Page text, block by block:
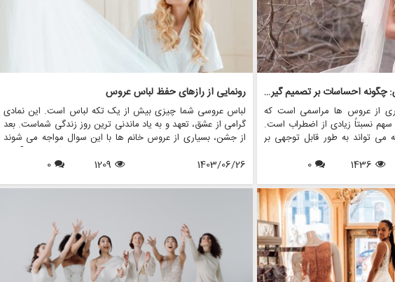
روانشناسی خرید لباس عروس: چگونه احساسات بر تصمیم گیری تأثیر می گذارد
از عروس ها مراسمی است که
سهم نسبتاً زیادی از اضطراب است.
می تواند به طور قابل توجهی بر
به انتخاب هایی شود که نه تنها
تری را نیز منعکس می کند.
هایی مانند مزون چرخچی
خواهیم کرد.
1436
0
رونمایی از رازهای حفظ لباس عروس
لباس عروسی شما چیزی بیش از یک تکه لباس است. این نمادی
گرامی از عشق، تعهد و به یاد ماندنی ترین روز زندگی شماست. بعد
از جشن، بسیاری از عروس خانم ها با این سوال مواجه می شوند
که با لباس عروسم چه کنم؟ در حالی که برخی ممکن است آن را
بفروشند یا اهدا کنند، برخی دیگر ترجیح می دهند آن را برای نسل
حفظ لباس عروس را بررسی می کنیم و اطمینان حاصل می کنیم که
همچنین نشان خواهیم داد که چگونه فروشگاه هایی مانند مزون
چرخچی می توانند به عروس ها در همه چیز از اجاره تا نگهداری
کمک کنند.
1403/06/26
1209
0